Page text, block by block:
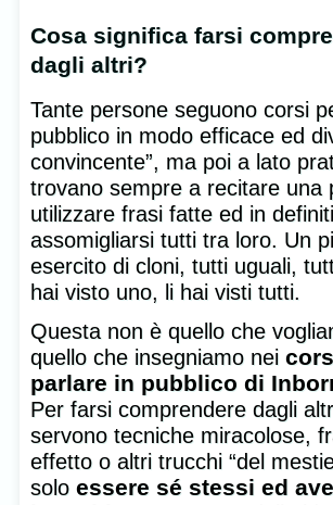
Cosa significa farsi
dagli altri?
Tante persone seguono corsi
pubblico in modo efficace ed
convincente”, ma poi a lato
trovano sempre a recitare una
utilizzare frasi fatte ed in
assomigliarsi tutti tra loro. Un
esercito di cloni, tutti uguali,
hai visto uno, li hai visti tutti.
Questa non è quello che
quello che insegniamo nei
parlare in pubblico di
Per farsi comprendere dagli
servono tecniche miracolose,
effetto o altri trucchi “del
solo essere sé stessi ed